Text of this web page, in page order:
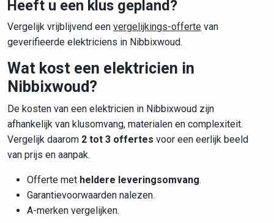
Heeft u een klus gepland?
Vergelijk vrijblijvend een vergelijkings-offerte van
geverifieerde elektriciens in Nibbixwoud.
Wat kost een elektricien in
Nibbixwoud?
De kosten van een elektricien in Nibbixwoud zijn
afhankelijk van klusomvang, materialen en complexiteit.
Vergelijk daarom 2 tot 3 offertes voor een eerlijk beeld
van prijs en aanpak.
Offerte met heldere leveringsomvang.
Garantievoorwaarden nalezen.
A-merken vergelijken.